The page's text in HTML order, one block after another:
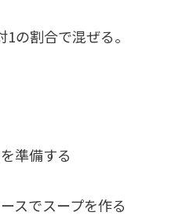
の割合で混ぜる。
準備する
スでスープを作る